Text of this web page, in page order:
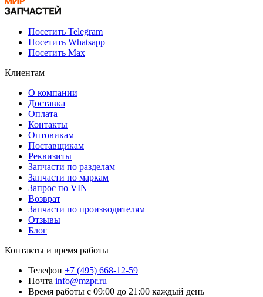
Посетить Telegram
Посетить Whatsapp
Посетить Max
Клиентам
О компании
Доставка
Оплата
Контакты
Оптовикам
Поставщикам
Реквизиты
Запчасти по разделам
Запчасти по маркам
Запрос по VIN
Возврат
Запчасти по производителям
Отзывы
Блог
Контакты и время работы
Телефон +7 (495) 668-12-59
Почта info@mzpr.ru
Время работы с 09:00 до 21:00 каждый день